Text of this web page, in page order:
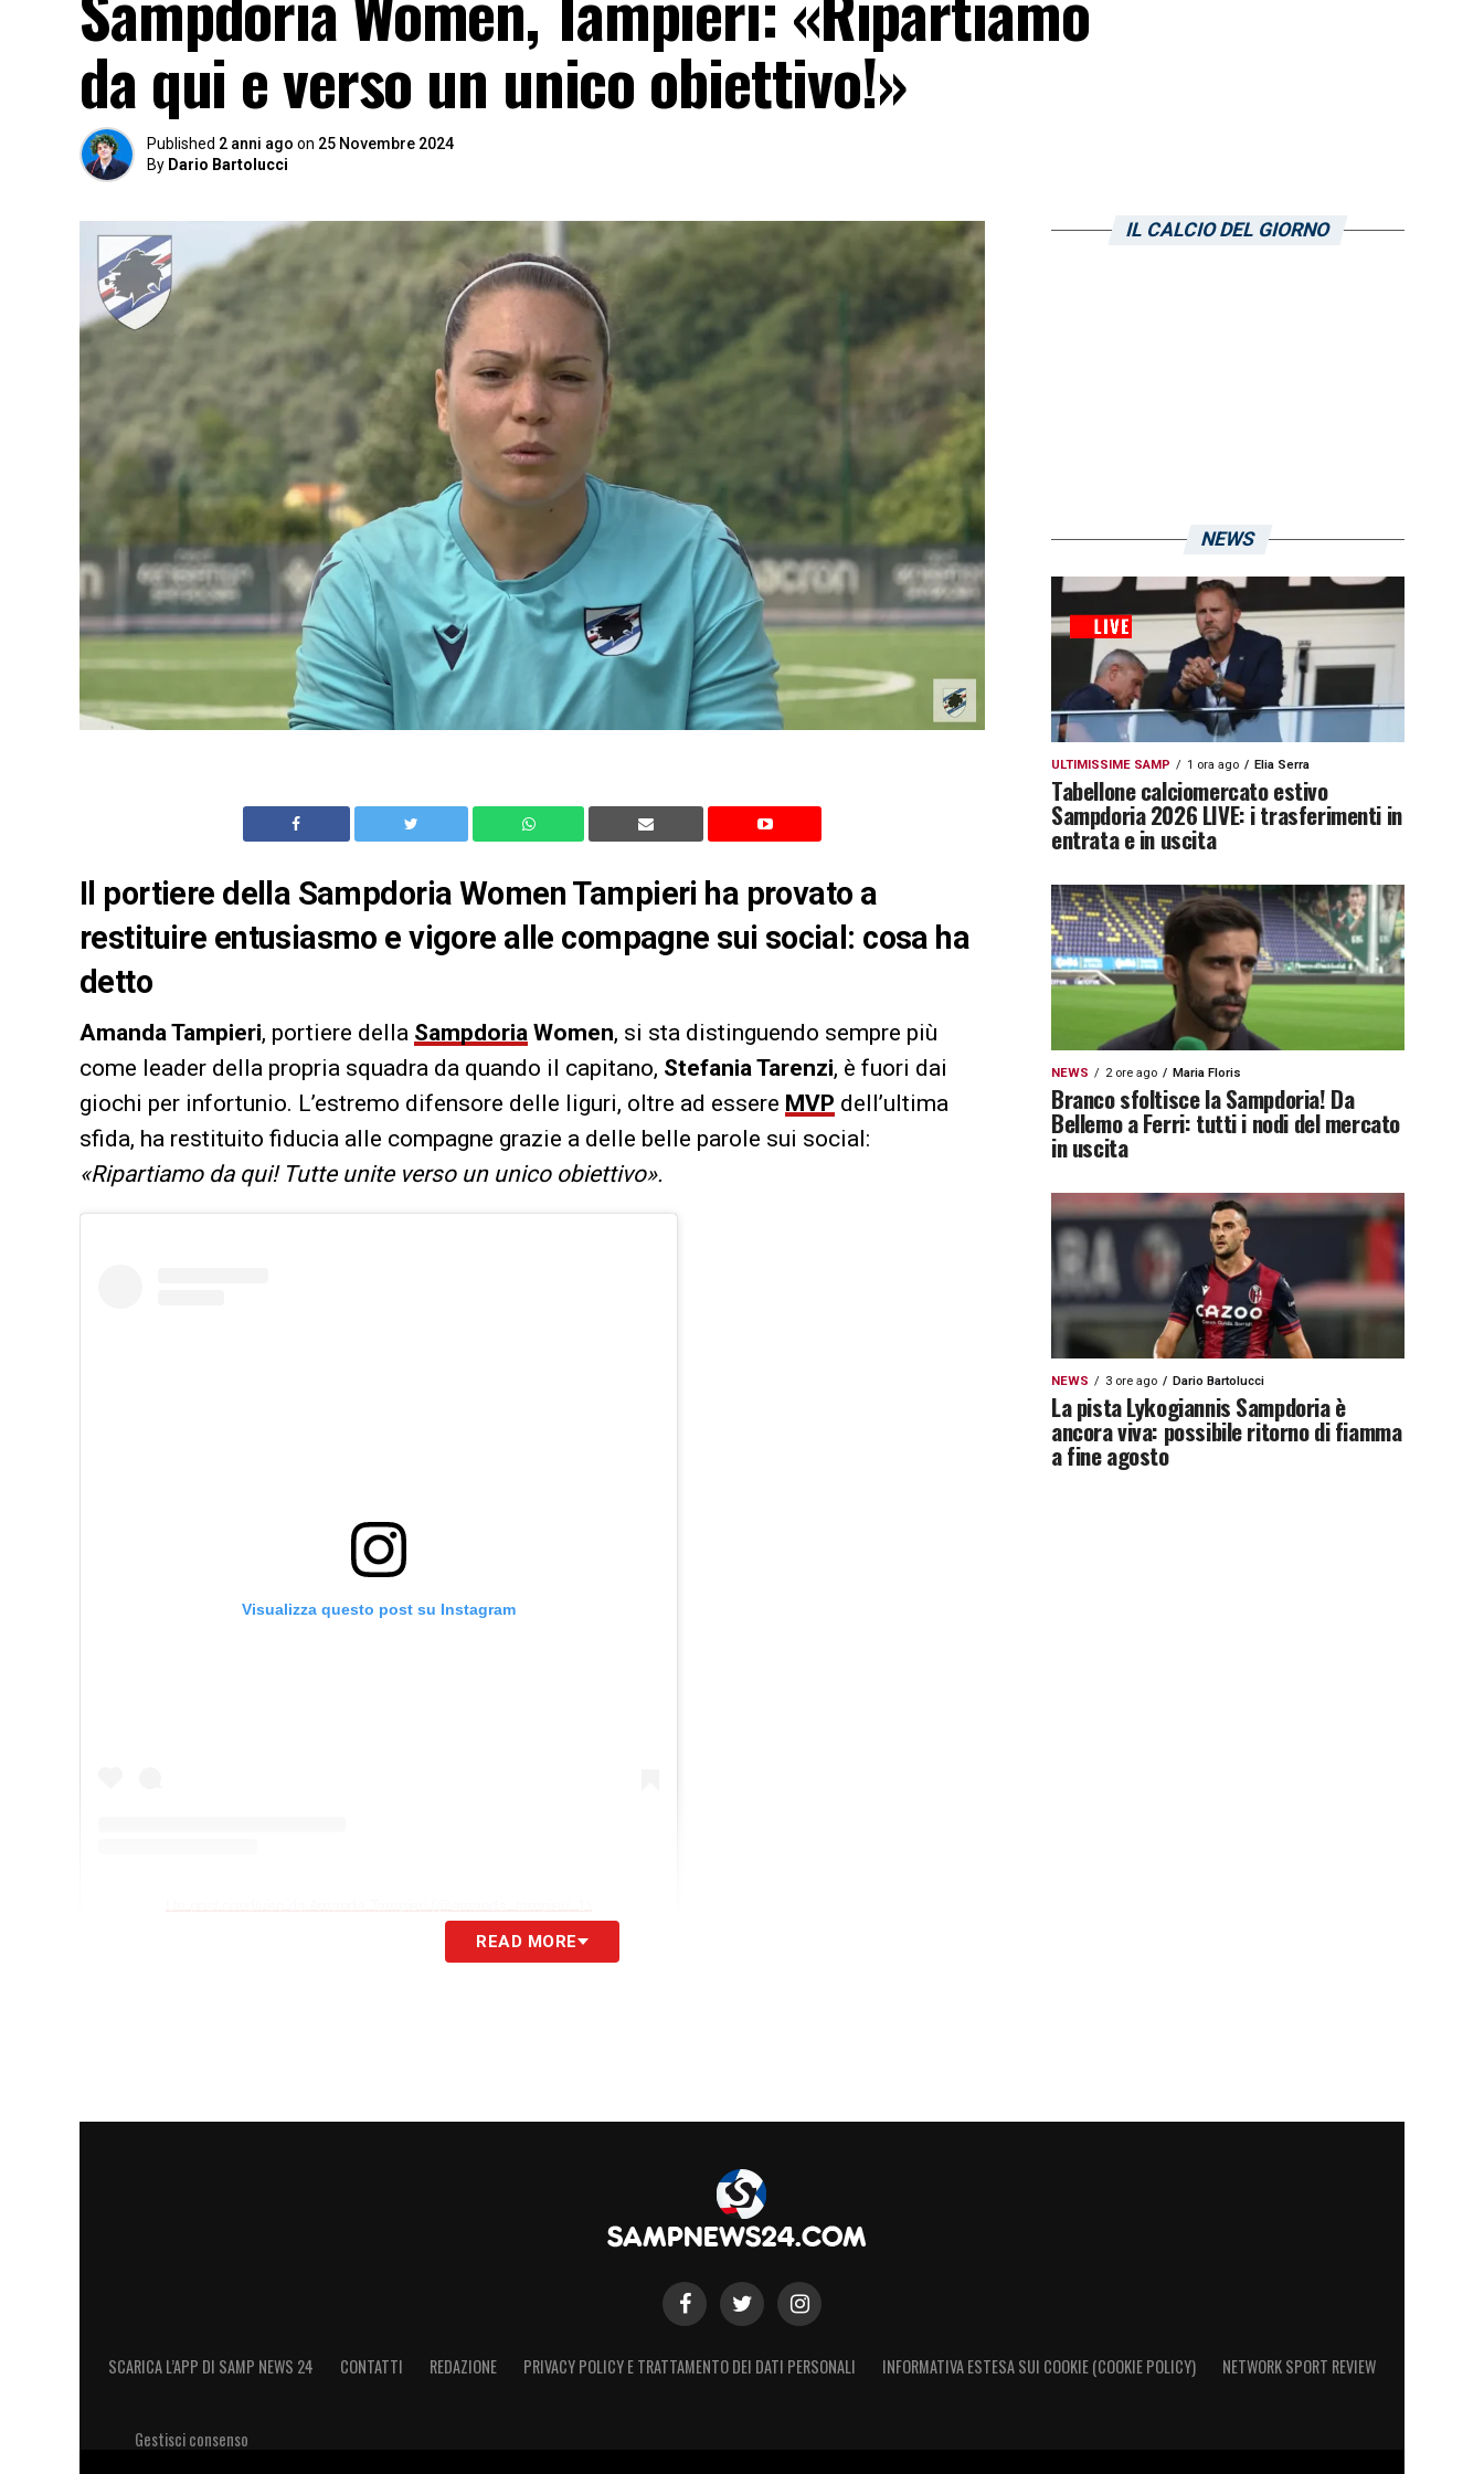
da qui e verso un unico obiettivo!»
Published 2 anni ago on 25 Novembre 2024
By Dario Bartolucci
Il portiere della Sampdoria Women Tampieri ha provato a
restituire entusiasmo e vigore alle compagne sui social: cosa ha
detto
Amanda Tampieri, portiere della Sampdoria Women, si sta distinguendo sempre più
come leader della propria squadra da quando il capitano, Stefania Tarenzi, è fuori dai
giochi per infortunio. L’estremo difensore delle liguri, oltre ad essere MVP dell’ultima
sfida, ha restituito fiducia alle compagne grazie a delle belle parole sui social:
«Ripartiamo da qui! Tutte unite verso un unico obiettivo».
Visualizza questo post su Instagram
READ MORE
IL CALCIO DEL GIORNO
NEWS
ULTIMISSIME SAMP 1 ora ago Elia Serra
Tabellone calciomercato estivo
Sampdoria 2026 LIVE: i trasferimenti in
entrata e in uscita
NEWS 2 ore ago Maria Floris
Branco sfoltisce la Sampdoria! Da
Bellemo a Ferri: tutti i nodi del mercato
in uscita
NEWS 3 ore ago Dario Bartolucci
La pista Lykogiannis Sampdoria è
ancora viva: possibile ritorno di fiamma
a fine agosto
SCARICA L’APP DI SAMP NEWS 24 CONTATTI REDAZIONE PRIVACY POLICY E TRATTAMENTO DEI DATI PERSONALI INFORMATIVA ESTESA SUI COOKIE (COOKIE POLICY) NETWORK SPORT REVIEW
Gestisci consenso